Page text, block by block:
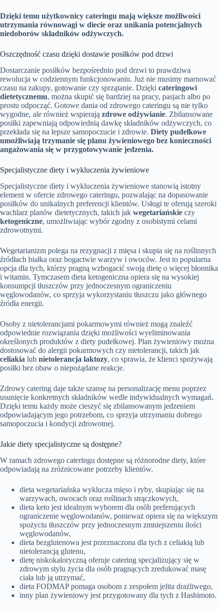
Dzięki temu użytkownicy cateringu mają większe możliwości
utrzymania równowagi w diecie oraz unikania potencjalnych
niedoborów składników odżywczych.
Oszczędność czasu dzięki dostawie posiłków pod drzwi
Dostarczanie posiłków bezpośrednio pod drzwi to prawdziwa
rewolucja w codziennym funkcjonowaniu. Już nie musimy marnować
czasu na zakupy, gotowanie czy sprzątanie. Dzięki cateringowi
dietetycznemu, można skupić się bardziej na pracy, pasjach albo po
prostu odpocząć. Gotowe dania od zdrowego cateringu są nie tylko
wygodne, ale również wspierają zdrowe odżywianie. Zbilansowane
posiłki zapewniają odpowiednią dawkę składników odżywczych, co
przekłada się na lepsze samopoczucie i zdrowie. Diety pudełkowe
umożliwiają trzymanie się planu żywieniowego bez konieczności
angażowania się w przygotowywanie jedzenia.
Specjalistyczne diety i wykluczenia żywieniowe
Specjalistyczne diety i wykluczenia żywieniowe stanowią istotny
element w ofercie zdrowego cateringu, pozwalając na dopasowanie
posiłków do unikalnych preferencji klientów. Usługi te oferują szeroki
wachlarz planów dietetycznych, takich jak wegetariańskie czy
ketogeniczne, umożliwiając wybór zgodny z osobistymi celami
zdrowotnymi.
Wegetarianizm polega na rezygnacji z mięsa i skupia się na roślinnych
źródłach białka oraz bogactwie warzyw i owoców. Jest to popularna
opcja dla tych, którzy pragną wzbogacić swoją dietę o więcej błonnika
i witamin. Tymczasem dieta ketogeniczna opiera się na wysokiej
konsumpcji tłuszczów przy jednoczesnym ograniczeniu
węglowodanów, co sprzyja wykorzystaniu tłuszczu jako głównego
źródła energii.
Osoby z nietolerancjami pokarmowymi również mogą znaleźć
odpowiednie rozwiązania dzięki możliwości wyeliminowania
określonych produktów z diety pudełkowej. Plan żywieniowy można
dostosować do alergii pokarmowych czy nietolerancji, takich jak
celiakia lub nietolerancja laktozy, co sprawia, że klienci spożywają
posiłki bez obaw o niepożądane reakcje.
Zdrowy catering daje także szansę na personalizację menu poprzez
usunięcie konkretnych składników wedle indywidualnych wymagań.
Dzięki temu każdy może cieszyć się zbilansowanym jedzeniem
odpowiadającym jego potrzebom, co sprzyja utrzymaniu dobrego
samopoczucia i kondycji zdrowotnej.
Jakie diety specjalistyczne są dostępne?
W ramach zdrowego cateringu dostępne są różnorodne diety, które
odpowiadają na zróżnicowane potrzeby klientów.
dieta wegetariańska wyklucza mięso i ryby, skupiając się na
warzywach, owocach oraz roślinach strączkowych,
dieta keto jest idealnym wyborem dla osób preferujących
ograniczenie węglowodanów, ponieważ opiera się na większym
spożyciu tłuszczów przy jednoczesnym zmniejszeniu ilości
węglowodanów,
dieta bezglutenowa jest przeznaczona dla tych z celiakią lub
nietolerancją glutenu,
dietę niskokaloryczną oferuje catering specjalizujący się w
zdrowym stylu życia dla osób pragnących zredukować masę
ciała lub ją utrzymać,
dieta FODMAP pomaga osobom z zespołem jelita drażliwego,
inny plan żywieniowy jest przygotowany dla tych z Hashimoto.